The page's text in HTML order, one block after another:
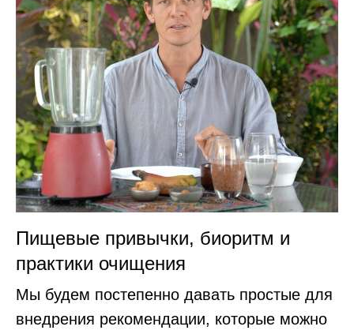
Пищевые привычки, биоритм и
практики очищения
Мы будем постепенно давать простые для
внедрения рекомендации, которые можно